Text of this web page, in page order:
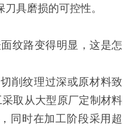
具磨损的可控性。
纹路变得明显，这是怎
削纹理过深或原材料致
取从大型原厂定制材料
同时在加工阶段采用超